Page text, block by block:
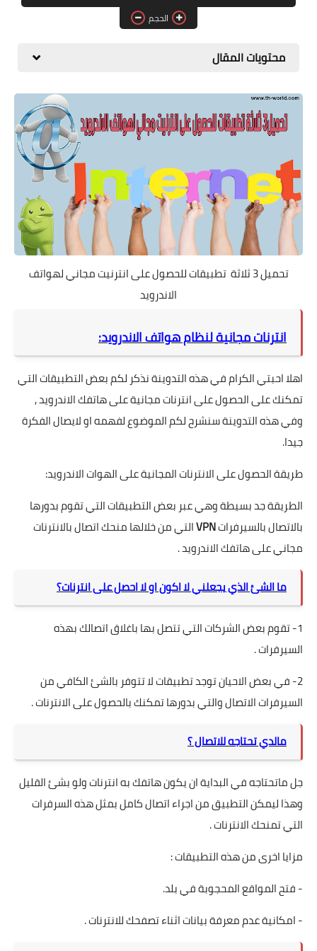
البلوجر
الحجم
محتويات المقال
تحميل 3 ثلاثة تطبيقات للحصول على انترنيت مجاني لهواتف
الاندرويد
انترنات مجانية لنظام هواتف الاندرويد:
اهلا احبتي الكرام في هذه التدوينة نذكر لكم بعض التطبيقات التي
تمكنك على الحصول على انترنات مجانية على هاتفك الاندرويد ,
وفي هذه التدوينة سنشرح لكم الموضوع لفهمه او لايصال الفكرة
جيدا.
طريقة الحصول على الانترنات المجانية على الهوات الاندرويد:
الطريقة جد بسيطة وهي عبر بعض التطبيقات التي تقوم بدورها
بالاتصال بالسيرفرات
التي من خلالها منحك اتصال بالانترنات
مجاني على هاتفك الاندرويد .
ما الشئ الذي يجعلني لا اكون او لا احصل على انترنات؟
1- تقوم بعض الشركات التي تتصل بها باغلاق اتصالك بهذه
السيرفرات .
2- في بعض الاحيان توجد تطبيقات لا تتوفر بالشئ الكافي من
السيرفرات الاتصال والتي بدورها تمكنك بالحصول على الانترنات .
مالدي تحتاجه للاتصال ؟
جل ماتحتاجه في البداية ان يكون هاتفك به انترنات ولو بشئ القليل
وهذا ليمكن التطبيق من اجراء اتصال كامل بمثل هذه السرفرات
التي تمنحك الانترنات .
مزايا اخرى من هذه التطبيقات :
- فتح المواقع المحجوبة في بلد.
- امكانية عدم معرفة بيانات اثناء تصفحك للانترنات .